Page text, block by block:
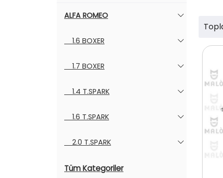
ALFA ROMEO
1.6 BOXER
1.7 BOXER
1.4 T.SPARK
1.6 T.SPARK
2.0 T.SPARK
Tüm Kategoriler